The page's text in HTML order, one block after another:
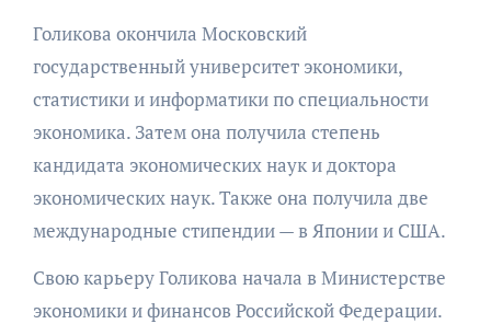
Голикова окончила Московский
государственный университет экономики,
статистики и информатики по специальности
экономика. Затем она получила степень
кандидата экономических наук и доктора
экономических наук. Также она получила две
международные стипендии — в Японии и США.
Свою карьеру Голикова начала в Министерстве
экономики и финансов Российской Федерации.